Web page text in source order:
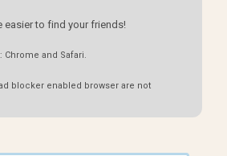
easier to find your friends!
and Safari.
blocker enabled browser are not